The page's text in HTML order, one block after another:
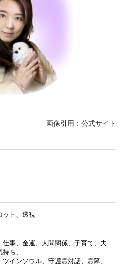
画像引用：公式サイト
ット、透視
仕事、金運、人間関係、子育て、夫
ち、
インソウル、守護霊対話、霊障、